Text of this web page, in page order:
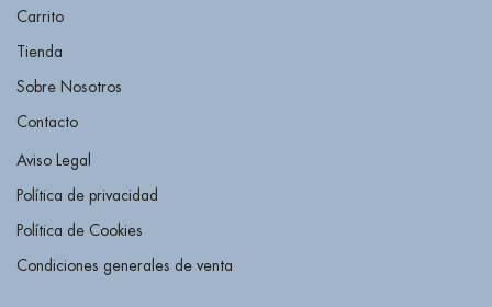
Carrito
Tienda
Sobre Nosotros
Contacto
Aviso Legal
Política de privacidad
Política de Cookies
Condiciones generales de venta